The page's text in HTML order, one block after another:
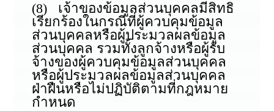
(8) เจ้าของข้อมูลส่วนบุคคลมีสิทธิ
เรียกร้องในกรณีที่ผู้ควบคุมข้อมูล
ส่วนบุคคลหรือผู้ประมวลผลข้อมูล
ส่วนบุคคล รวมทั้งลูกจ้างหรือผู้รับ
จ้างของผู้ควบคุมข้อมูลส่วนบุคคล
หรือผู้ประมวลผลข้อมูลส่วนบุคคล
ฝ่าฝืนหรือไม่ปฏิบัติตามที่กฎหมาย
กำหนด